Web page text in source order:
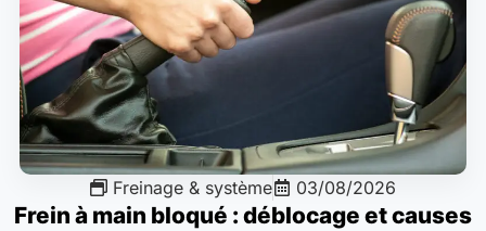
Freinage & système 03/08/2026
Frein à main bloqué : déblocage et causes